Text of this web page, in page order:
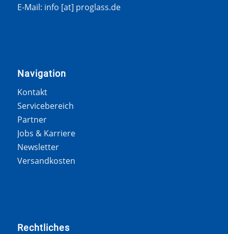
E-Mail: info [at] proglass.de
Navigation
Kontakt
Servicebereich
Partner
Jobs & Karriere
Newsletter
Versandkosten
Rechtliches